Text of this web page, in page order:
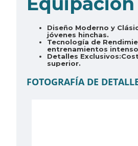
Diseño Moderno y
jóvenes hinchas.
Tecnología de
entrenamientos
Detalles Exclusivos:
superior.
FOTOGRAFÍA DE